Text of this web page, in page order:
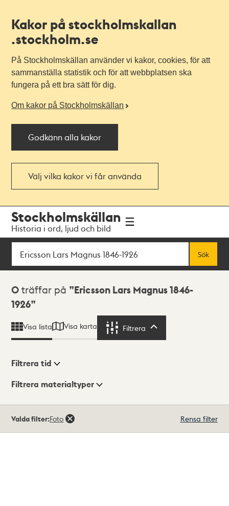
Kakor på stockholmskallan
.stockholm.se
På Stockholmskällan använder vi kakor, cookies, för att
sammanställa statistik och för att webbplatsen ska
fungera på ett bra sätt för dig.
Om kakor på Stockholmskällan
Godkänn alla kakor
Välj vilka kakor vi får använda
navigationen
huvudinnehållet
Stockholmskällan
Historia i ord, ljud och bild
Sök
Sök
Sökresultat
0 träffar på
Ericsson Lars Magnus 1846-
1926
Visa lista Visa karta Filtrera
Visningsläge
Filtrera tid
Filtrera materialtyper
träffar
Valda filter:Foto Rensa filter